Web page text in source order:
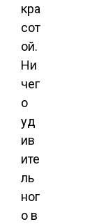
кра
сот
ой.
Ни
чег
о
уд
ив
ите
ль
ног
о в